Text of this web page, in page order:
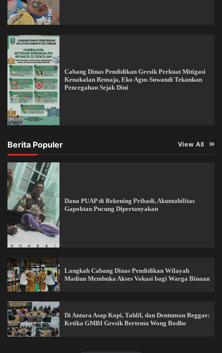
Cabang Dinas Pendidikan Gresik Perkuat Mitigasi
Kenakalan Remaja, Eko Agus Suwandi Tekankan
Pencegahan Sejak Dini
Berita Populer View All
Dana PUAP di Rekening Pribadi, Akuntabilitas
Gapoktan Pucung Dipertanyakan
Langkah Cabang Dinas Pendidikan Wilayah
Madiun Membuka Akses Vokasi bagi Warga Binaan
Di Antara Asap Kopi, Tahlil, dan Dentuman Reggae:
Ketika GMBI Gresik Bertemu Wong Bodho